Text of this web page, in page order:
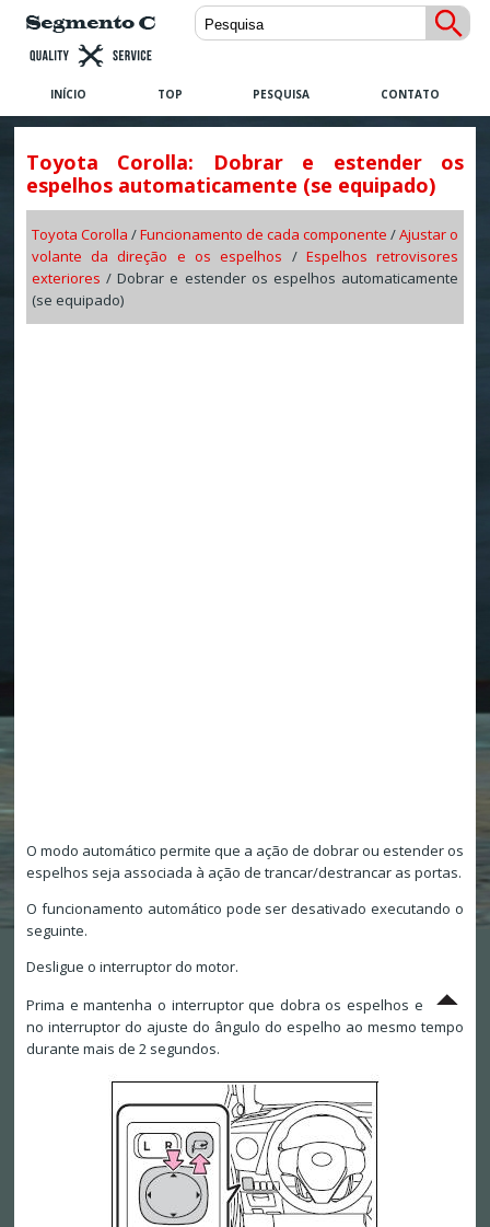
INÍCIO TOP PESQUISA CONTATO
Toyota Corolla: Dobrar e estender os
espelhos automaticamente (se equipado)
Toyota Corolla /Funcionamento de cada componente /Ajustar o
volante da direção e os espelhos / Espelhos retrovisores
exteriores / Dobrar e estender os espelhos automaticamente
(se equipado)
O modo automático permite que a ação de dobrar ou estender os
espelhos seja associada à ação de trancar/destrancar as portas.
O funcionamento automático pode ser desativado executando o
seguinte.
Desligue o interruptor do motor.
Prima e mantenha o interruptor que dobra os espelhos e
no interruptor do ajuste do ângulo do espelho ao mesmo tempo
durante mais de 2 segundos.